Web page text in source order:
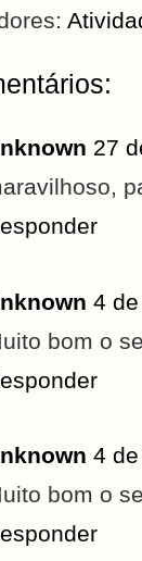
27
4
bom o
4
bom o